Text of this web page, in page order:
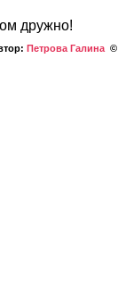
дружно!
Петрова Галина ©